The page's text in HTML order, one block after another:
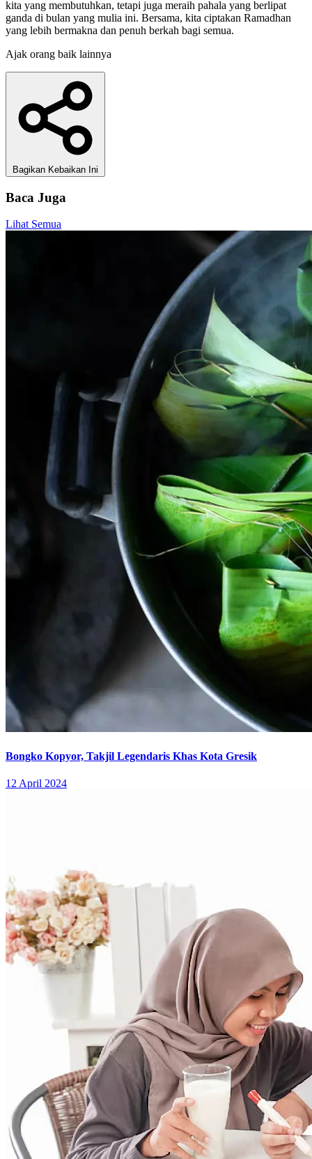
kita yang membutuhkan, tetapi juga meraih pahala yang berlipat
ganda di bulan yang mulia ini. Bersama, kita ciptakan Ramadhan
yang lebih bermakna dan penuh berkah bagi semua.
Ajak orang baik lainnya
Bagikan Kebaikan Ini
Baca Juga
Lihat Semua
Bongko Kopyor, Takjil Legendaris Khas Kota Gresik
12 April 2024